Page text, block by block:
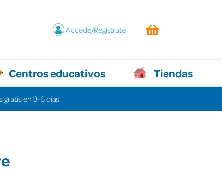
Accede/Regístrate
Centros educativos Tiendas
gratis en 3-6 días.